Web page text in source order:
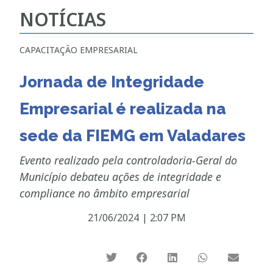
NOTÍCIAS
CAPACITAÇÃO EMPRESARIAL
Jornada de Integridade
Empresarial é realizada na
sede da FIEMG em Valadares
Evento realizado pela controladoria-Geral do
Município debateu ações de integridade e
compliance no âmbito empresarial
21/06/2024 | 2:07 PM